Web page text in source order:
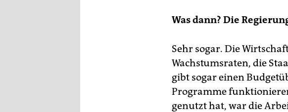
Was dann? Die
Sehr sogar. Die
Wachstumsraten, die
gibt sogar einen
Programme
genutzt hat, war die